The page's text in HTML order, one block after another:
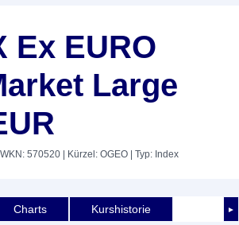
Ex EURO
Large
WKN: 570520 | Kürzel: OGEO | Typ: Index
►
Charts Kurshistorie